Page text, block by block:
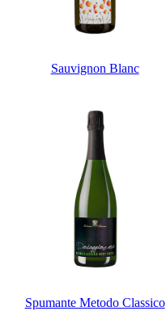
Sauvignon Blanc
Spumante Metodo Classico